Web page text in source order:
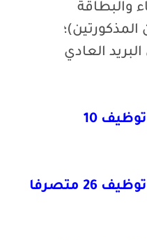
بالاستدعاء والبطاقة
البريد العادي
- اللائحة النهائية للمترشحين المقبولين لاجتياز الاختبار الكتابي لمباراة توظيف 10
- اللائحة النهائية للمترشحين المقبولين لاجتياز الاختبار الكتابي لمباراة توظيف 26 متصرفا